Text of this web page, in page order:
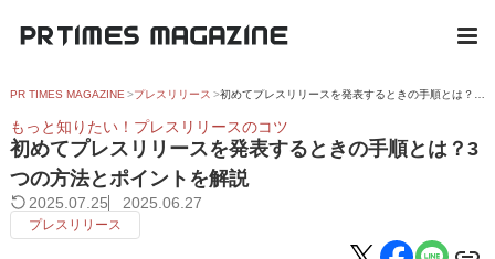
PR TIMES MAGAZINE プレスリリース
もっと知りたい！プレスリリースのコツ
初めてプレスリリースを発表するときの手順とは？3
つの方法とポイントを解説
2025.07.25 2025.06.27
プレスリリース